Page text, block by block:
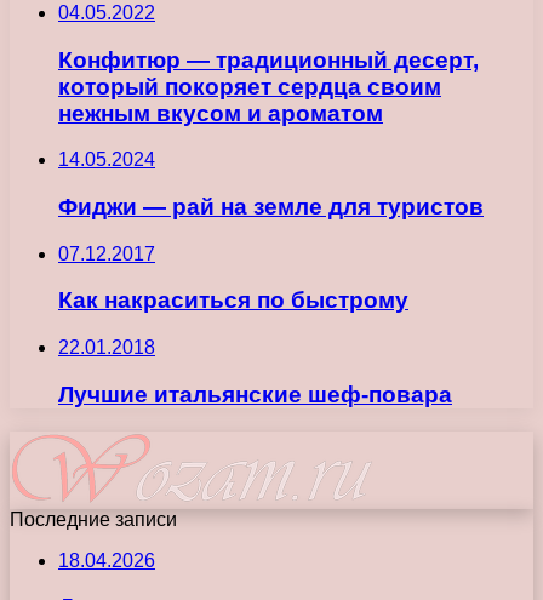
04.05.2022
Конфитюр — традиционный десерт,
который покоряет сердца своим
нежным вкусом и ароматом
14.05.2024
Фиджи — рай на земле для туристов
07.12.2017
Как накраситься по быстрому
22.01.2018
Лучшие итальянские шеф-повара
Последние записи
18.04.2026